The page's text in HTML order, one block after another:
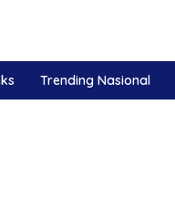
Trending Nasional